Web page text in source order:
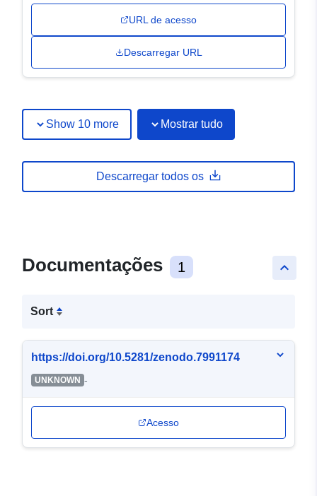
URL de acesso
Descarregar URL
Show 10 more Mostrar tudo
Descarregar todos os
keyboard_arrow_up
Documentações 1
Sort
https://doi.org/10.5281/zenodo.7991174
UNKNOWN -
Acesso